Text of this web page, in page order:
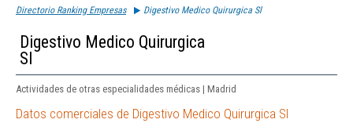
Directorio Ranking Empresas Digestivo Medico Quirurgica Sl
Digestivo Medico Quirurgica
Sl
Actividades de otras especialidades médicas | Madrid
Datos comerciales de Digestivo Medico Quirurgica Sl